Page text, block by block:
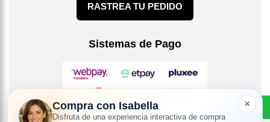
RASTREA TU PEDIDO
Sistemas de Pago